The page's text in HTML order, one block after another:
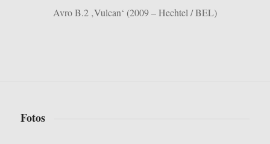
Avro B.2 ‚Vulcan‘ (2009 – Hechtel / BEL)
Fotos